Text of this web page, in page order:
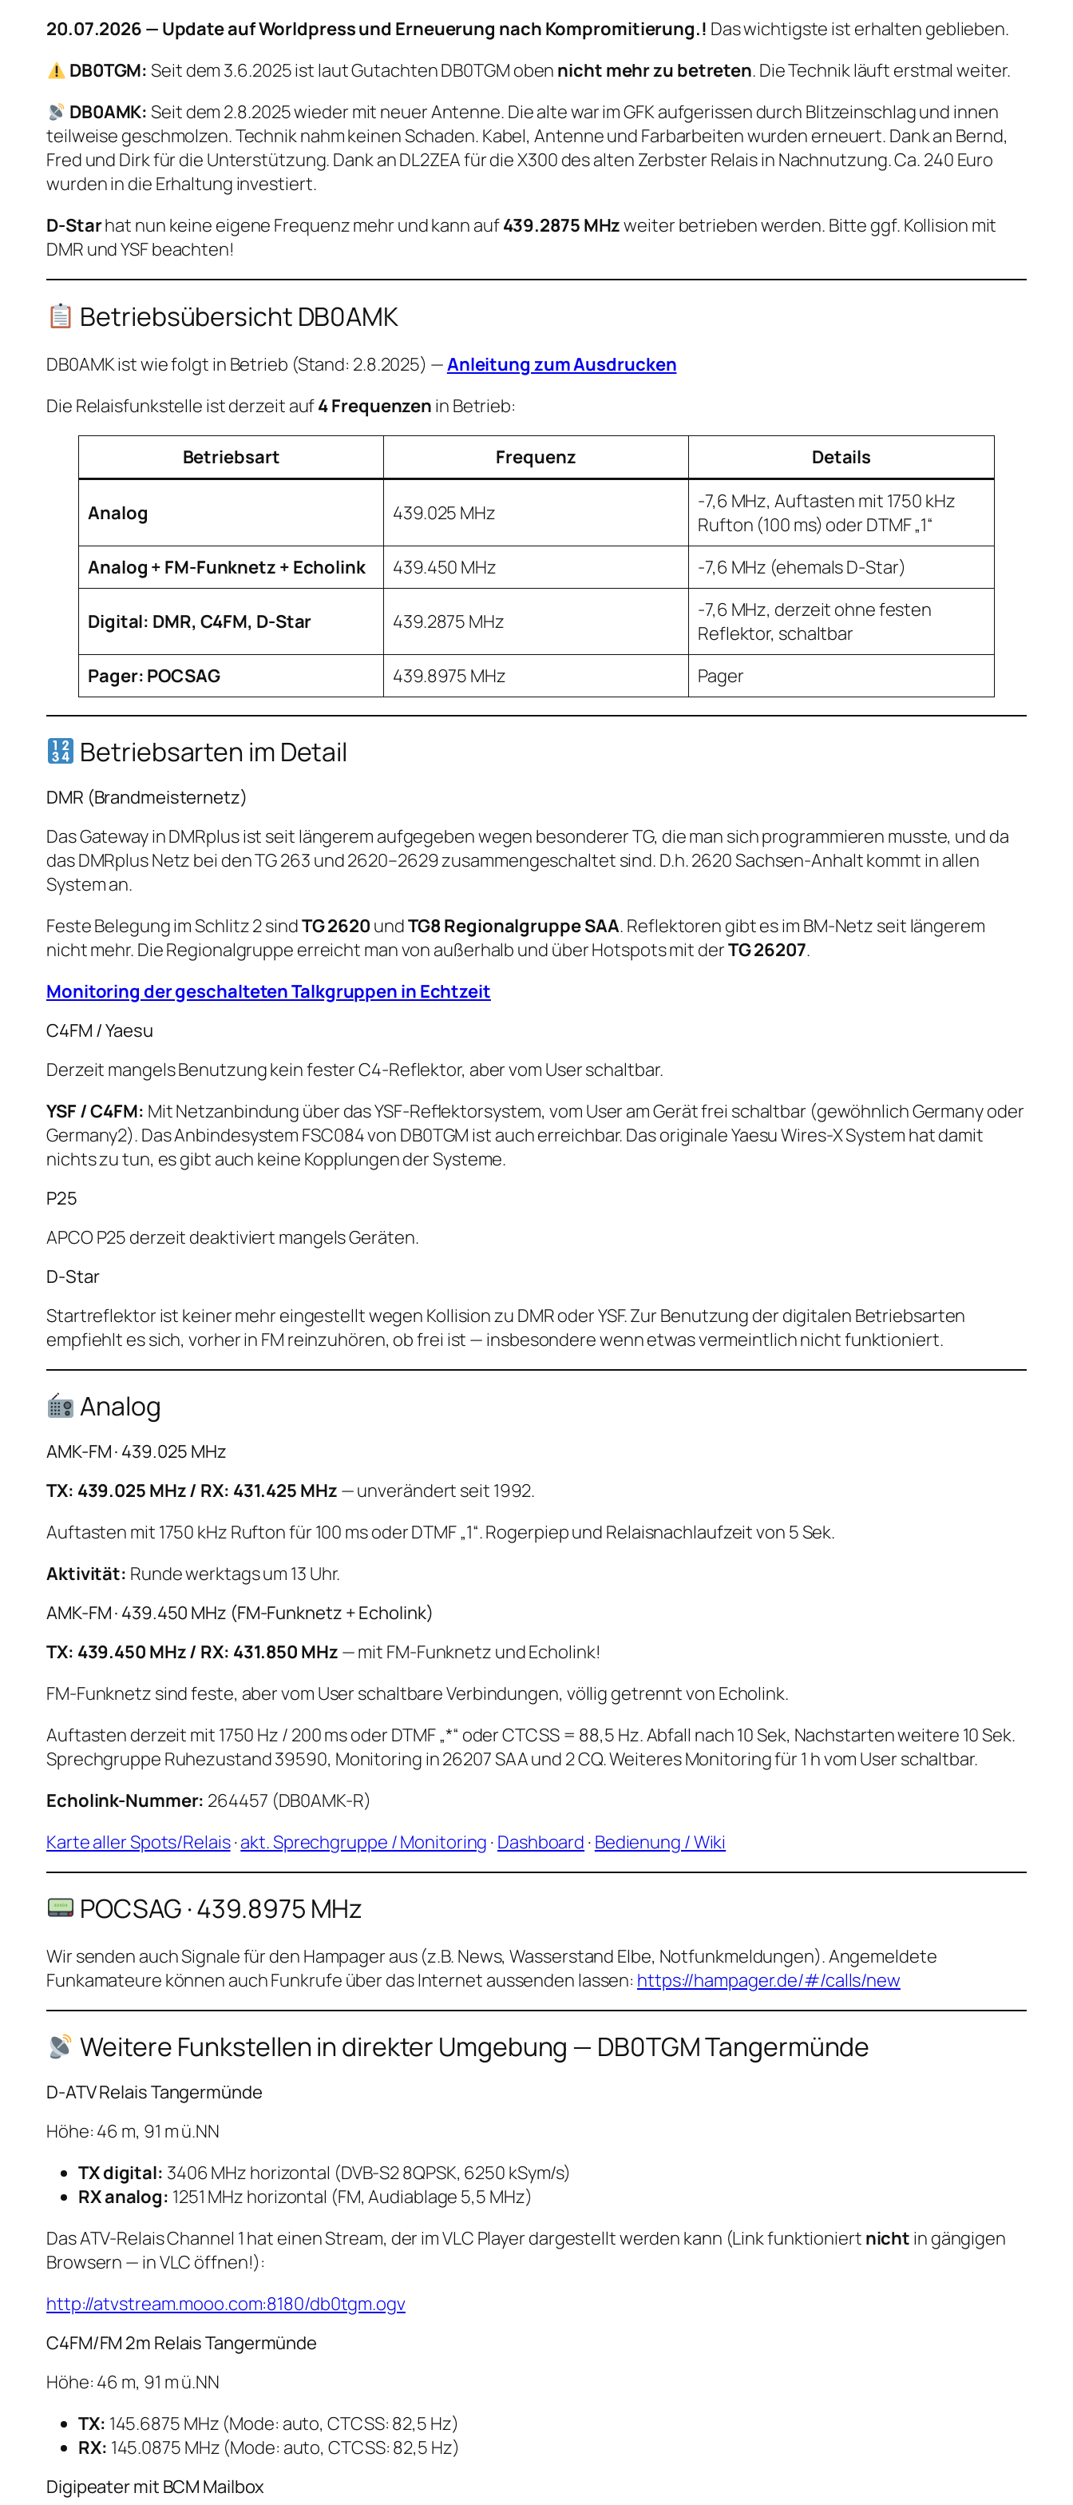
20.07.2026 — Update auf Worldpress und Erneuerung nach Kompromitierung.! Das wichtigste ist erhalten geblieben.
DB0TGM: Seit dem 3.6.2025 ist laut Gutachten DB0TGM oben nicht mehr zu betreten. Die Technik läuft erstmal weiter.
DB0AMK: Seit dem 2.8.2025 wieder mit neuer Antenne. Die alte war im GFK aufgerissen durch Blitzeinschlag und innen
teilweise geschmolzen. Technik nahm keinen Schaden. Kabel, Antenne und Farbarbeiten wurden erneuert. Dank an Bernd,
Fred und Dirk für die Unterstützung. Dank an DL2ZEA für die X300 des alten Zerbster Relais in Nachnutzung. Ca. 240 Euro
wurden in die Erhaltung investiert.
D-Starhat nun keine eigene Frequenz mehr und kann auf439.2875 MHzweiter betrieben werden. Bitte ggf. Kollision mit
DMR und YSF beachten!
Betriebsübersicht DB0AMK
DB0AMK ist wie folgt in Betrieb (Stand: 2.8.2025) —Anleitung zum Ausdrucken
Die Relaisfunkstelle ist derzeit auf4 Frequenzen in Betrieb:
Betriebsart Frequenz Details
Analog 439.025 MHz
-7,6 MHz, Auftasten mit 1750 kHz
Rufton (100 ms) oder DTMF „1“
Analog + FM-Funknetz + Echolink
439.450 MHz -7,6 MHz (ehemals D-Star)
Digital: DMR, C4FM, D-Star 439.2875 MHz
-7,6 MHz, derzeit ohne festen
Reflektor, schaltbar
Pager: POCSAG
439.8975 MHz Pager
Betriebsarten im Detail
DMR (Brandmeisternetz)
Das Gateway in DMRplus ist seit längerem aufgegeben wegen besonderer TG, die man sich programmieren musste, und da
das DMRplus Netz bei den TG 263 und 2620–2629 zusammengeschaltet sind. D.h. 2620 Sachsen-Anhalt kommt in allen
System an.
Feste Belegung im Schlitz 2 sindTG 2620 undTG8 Regionalgruppe SAA. Reflektoren gibt es im BM-Netz seit längerem
nicht mehr. Die Regionalgruppe erreicht man von außerhalb und über Hotspots mit derTG 26207.
Monitoring der geschalteten Talkgruppen in Echtzeit
C4FM / Yaesu
Derzeit mangels Benutzung kein fester C4-Reflektor, aber vom User schaltbar.
YSF / C4FM: Mit Netzanbindung über das YSF-Reﬂektorsystem, vom User am Gerät frei schaltbar (gewöhnlich Germany oder
Germany2). Das Anbindesystem FSC084 von DB0TGM ist auch erreichbar. Das originale Yaesu Wires-X System hat damit
nichts zu tun, es gibt auch keine Kopplungen der Systeme.
P25
APCO P25 derzeit deaktiviert mangels Geräten.
D-Star
Startreflektor ist keiner mehr eingestellt wegen Kollision zu DMR oder YSF. Zur Benutzung der digitalen Betriebsarten
empfiehlt es sich, vorher in FM reinzuhören, ob frei ist — insbesondere wenn etwas vermeintlich nicht funktioniert.
Analog
AMK-FM · 439.025 MHz
TX: 439.025 MHz / RX: 431.425 MHz — unverändert seit 1992.
Auftasten mit 1750 kHz Rufton für 100 ms oder DTMF „1“. Rogerpiep und Relaisnachlaufzeit von 5 Sek.
Aktivität: Runde werktags um 13 Uhr.
AMK-FM · 439.450 MHz (FM-Funknetz + Echolink)
TX: 439.450 MHz / RX: 431.850 MHz — mit FM-Funknetz und Echolink!
FM-Funknetz sind feste, aber vom User schaltbare Verbindungen, völlig getrennt von Echolink.
Auftasten derzeit mit 1750 Hz / 200 ms oder DTMF „*“ oder CTCSS = 88,5 Hz. Abfall nach 10 Sek, Nachstarten weitere 10 Sek.
Sprechgruppe Ruhezustand 39590, Monitoring in 26207 SAA und 2 CQ. Weiteres Monitoring für 1 h vom User schaltbar.
Echolink-Nummer: 264457 (DB0AMK-R)
Karte aller Spots/Relais·akt. Sprechgruppe / Monitoring · Dashboard · Bedienung / Wiki
POCSAG · 439.8975 MHz
Wir senden auch Signale für den Hampager aus (z.B. News, Wasserstand Elbe, Notfunkmeldungen). Angemeldete
Funkamateure können auch Funkrufe über das Internet aussenden lassen: https://hampager.de/#/calls/new
Weitere Funkstellen in direkter Umgebung — DB0TGM Tangermünde
D-ATV Relais Tangermünde
Höhe: 46 m, 91 m ü.NN
TX digital: 3406 MHz horizontal (DVB-S2 8QPSK, 6250 kSym/s)
RX analog: 1251 MHz horizontal (FM, Audiablage 5,5 MHz)
Das ATV-Relais Channel 1 hat einen Stream, der im VLC Player dargestellt werden kann (Link funktioniert nicht in gängigen
Browsern — in VLC öffnen!):
http://atvstream.mooo.com:8180/db0tgm.ogv
C4FM/FM 2m Relais Tangermünde
Höhe: 46 m, 91 m ü.NN
TX: 145.6875 MHz (Mode: auto, CTCSS: 82,5 Hz)
RX: 145.0875 MHz (Mode: auto, CTCSS: 82,5 Hz)
Digipeater mit BCM Mailbox